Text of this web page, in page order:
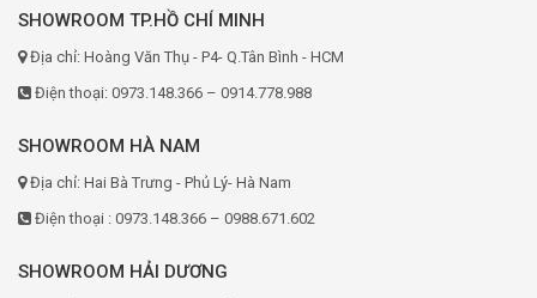
SHOWROOM TP.HỒ CHÍ MINH
Địa chỉ: Hoàng Văn Thụ - P4- Q.Tân Bình - HCM
Điện thoại: 0973.148.366 – 0914.778.988
SHOWROOM HÀ NAM
Địa chỉ: Hai Bà Trưng - Phủ Lý- Hà Nam
Điện thoại : 0973.148.366 – 0988.671.602
SHOWROOM HẢI DƯƠNG